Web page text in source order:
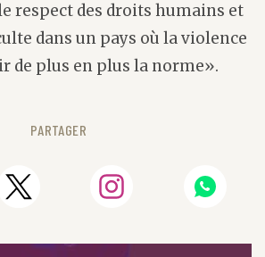
respect des droits humains et
dans un pays où la violence
de plus en plus la norme».
PARTAGER